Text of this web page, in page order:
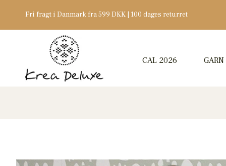
Fri fragt i Danmark fra 599 DKK | 100 dages returret
CAL 2026 GARN